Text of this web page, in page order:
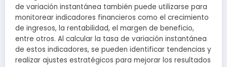
de variación instantánea también puede utilizarse para
monitorear indicadores financieros como el crecimiento
de ingresos, la rentabilidad, el margen de beneficio,
entre otros. Al calcular la tasa de variación instantánea
de estos indicadores, se pueden identificar tendencias y
realizar ajustes estratégicos para mejorar los resultados